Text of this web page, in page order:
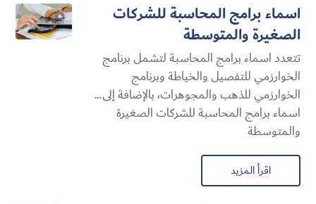
اسماء برامج المحاسبة للشركات
الصغيرة والمتوسطة
تتعدد اسماء برامج المحاسبة لتشمل برنامج
الخوارزمي للتفصيل والخياطة وبرنامج
الخوارزمي للذهب والمجوهرات، بالإضافة إلى...
اسماء برامج المحاسبة للشركات الصغيرة
والمتوسطة
اقرأ المزيد